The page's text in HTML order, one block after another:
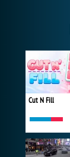
Cut N Fill